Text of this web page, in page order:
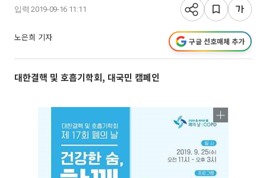
입력 2019-09-16 11:11
노은희 기자 구글 선호매체 추가
대한결핵 및 호흡기학회, 대국민 캠페인